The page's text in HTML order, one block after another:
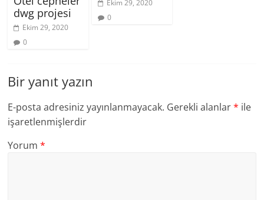
dwg projesi
Ekim 29, 2020
0
Ekim 29, 2020
0
Bir yanıt yazın
E-posta adresiniz yayınlanmayacak. Gerekli alanlar* ile
işaretlenmişlerdir
Yorum*